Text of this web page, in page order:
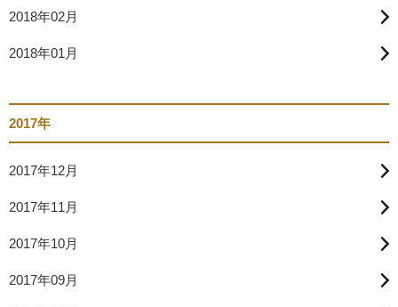
2018年02月
2018年01月
2017年
2017年12月
2017年11月
2017年10月
2017年09月